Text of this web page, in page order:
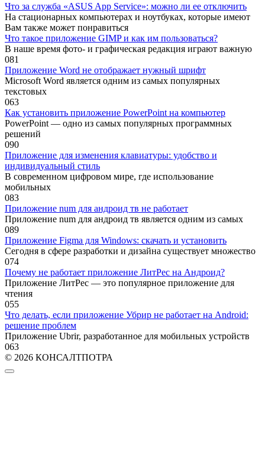
Что за служба «ASUS App Service»: можно ли ее отключить
На стационарных компьютерах и ноутбуках, которые имеют
Вам также может понравиться
Что такое приложение GIMP и как им пользоваться?
В наше время фото- и графическая редакция играют важную
081
Приложение Word не отображает нужный шрифт
Microsoft Word является одним из самых популярных
текстовых
063
Как установить приложение PowerPoint на компьютер
PowerPoint — одно из самых популярных программных
решений
090
Приложение для изменения клавиатуры: удобство и
индивидуальный стиль
В современном цифровом мире, где использование
мобильных
083
Приложение num для андроид тв не работает
Приложение num для андроид тв является одним из самых
089
Приложение Figma для Windows: скачать и установить
Сегодня в сфере разработки и дизайна существует множество
074
Почему не работает приложение ЛитРес на Андроид?
Приложение ЛитРес — это популярное приложение для
чтения
055
Что делать, если приложение Убрир не работает на Android:
решение проблем
Приложение Ubrir, разработанное для мобильных устройств
063
© 2026 КОНСАЛТПОТРА